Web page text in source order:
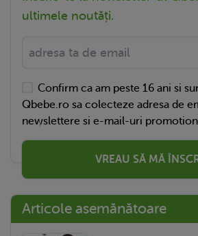
ultimele noutăți.
Confirm ca am peste 16 ani si
Qbebe.ro sa colecteze adresa de
newslettere si e-mail-uri
VREAU SĂ MĂ
Articole asemănătoare